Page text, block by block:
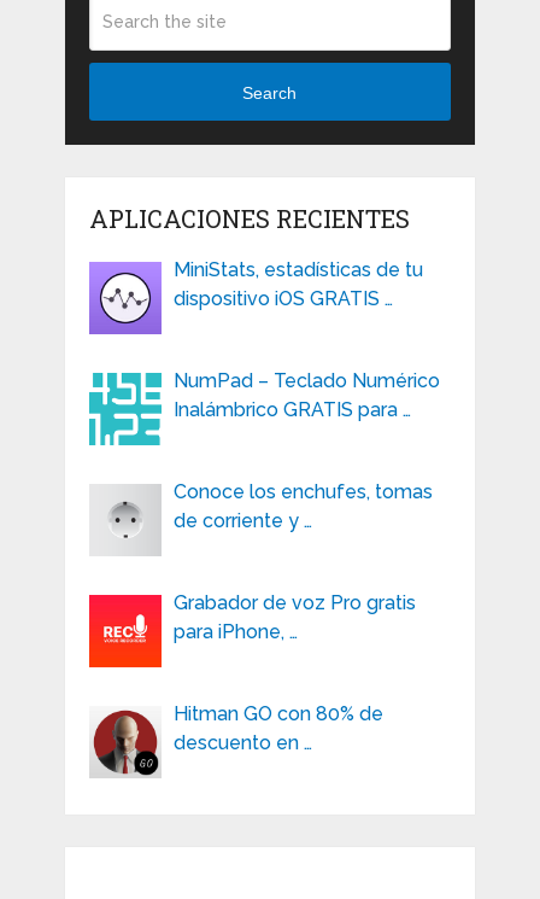
Search
APLICACIONES RECIENTES
MiniStats, estadísticas de tu
dispositivo iOS GRATIS …
NumPad – Teclado Numérico
Inalámbrico GRATIS para …
Conoce los enchufes, tomas
de corriente y …
Grabador de voz Pro gratis
para iPhone, …
Hitman GO con 80% de
descuento en …